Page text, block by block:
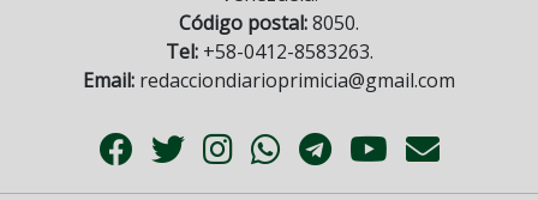
Código postal:8050.
Tel:+58-0412-8583263.
Email: redacciondiarioprimicia@gmail.com